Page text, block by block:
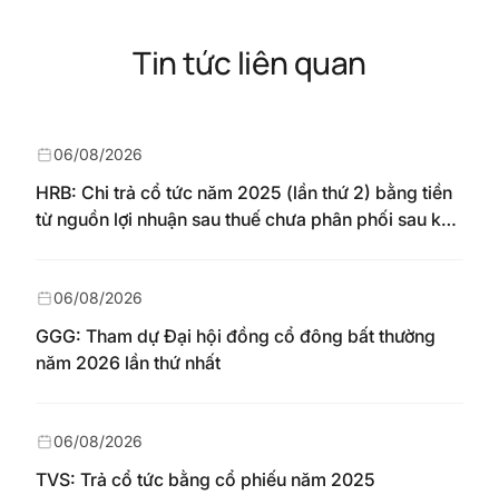
Tin tức liên quan
HRB: Chi trả cổ tức năm 2025 (lần thứ 2) bằng tiền
từ nguồn lợi nhuận sau thuế chưa phân phối sau khi
ngày 04/08/2026
06/08/2026
GGG: Tham dự Đại hội đồng cổ đông bất thường
năm 2026 lần thứ nhất
06/08/2026
TVS: Trả cổ tức bằng cổ phiếu năm 2025
06/08/2026